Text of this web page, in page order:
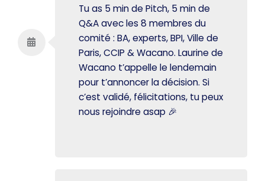
Tu as 5 min de Pitch, 5 min de
Q&A avec les 8 membres du
comité : BA, experts, BPI, Ville de
Paris, CCIP & Wacano. Laurine de
Wacano t’appelle le lendemain
pour t’annoncer la décision. Si
c’est validé, félicitations, tu peux
nous rejoindre asap 🎉